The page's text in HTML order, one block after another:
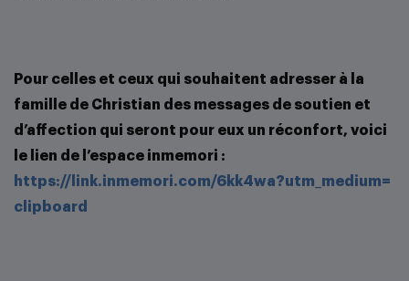
Pour celles et ceux qui souhaitent adresser à la
famille de Christian des messages de soutien et
d’affection qui seront pour eux un réconfort, voici
le lien de l’espace inmemori :
https://link.inmemori.com/6kk4wa?utm_medium=
clipboard